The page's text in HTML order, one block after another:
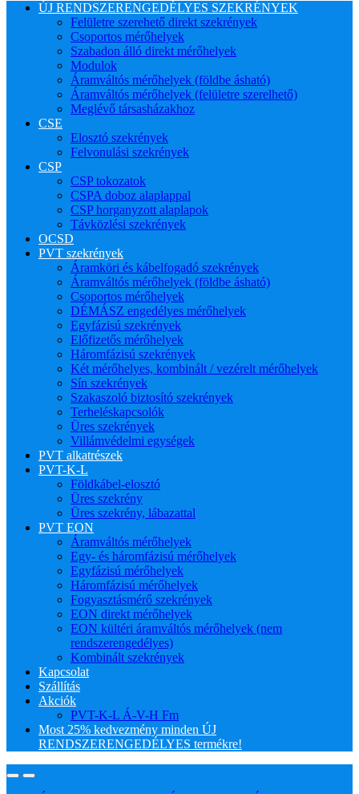
ÚJ RENDSZERENGEDÉLYES SZEKRÉNYEK
Felületre szerehető direkt szekrények
Csoportos mérőhelyek
Szabadon álló direkt mérőhelyek
Modulok
Áramváltós mérőhelyek (földbe ásható)
Áramváltós mérőhelyek (felületre szerelhető)
Meglévő társasházakhoz
CSE
Elosztó szekrények
Felvonulási szekrények
CSP
CSP tokozatok
CSPA doboz alaplappal
CSP horganyzott alaplapok
Távközlési szekrények
OCSD
PVT szekrények
Áramköri és kábelfogadó szekrények
Áramváltós mérőhelyek (földbe ásható)
Csoportos mérőhelyek
DÉMÁSZ engedélyes mérőhelyek
Egyfázisú szekrények
Előfizetős mérőhelyek
Háromfázisú szekrények
Két mérőhelyes, kombinált / vezérelt mérőhelyek
Sín szekrények
Szakaszoló biztosító szekrények
Terheléskapcsolók
Üres szekrények
Villámvédelmi egységek
PVT alkatrészek
PVT-K-L
Földkábel-elosztó
Üres szekrény
Üres szekrény, lábazattal
PVT EON
Áramváltós mérőhelyek
Egy- és háromfázisú mérőhelyek
Egyfázisú mérőhelyek
Háromfázisú mérőhelyek
Fogyasztásmérő szekrények
EON direkt mérőhelyek
EON kültéri áramváltós mérőhelyek (nem
rendszerengedélyes)
Kombinált szekrények
Kapcsolat
Szállítás
Akciók
PVT-K-L Á-V-H Fm
Most 25% kedvezmény minden ÚJ
RENDSZERENGEDÉLYES termékre!